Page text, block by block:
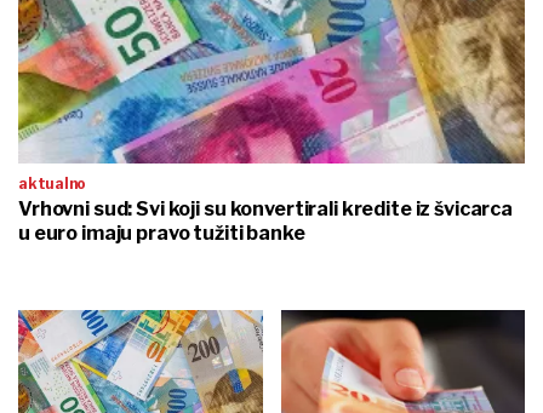
aktualno
Vrhovni sud: Svi koji su konvertirali kredite iz švicarca
u euro imaju pravo tužiti banke